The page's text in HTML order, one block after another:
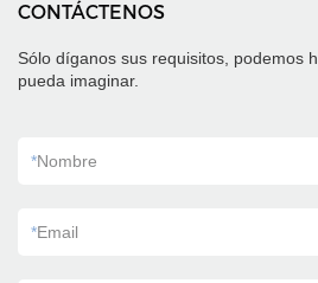
CONTÁCTENOS
Sólo díganos sus requisitos, podemos
pueda imaginar.
*Nombre
*Email